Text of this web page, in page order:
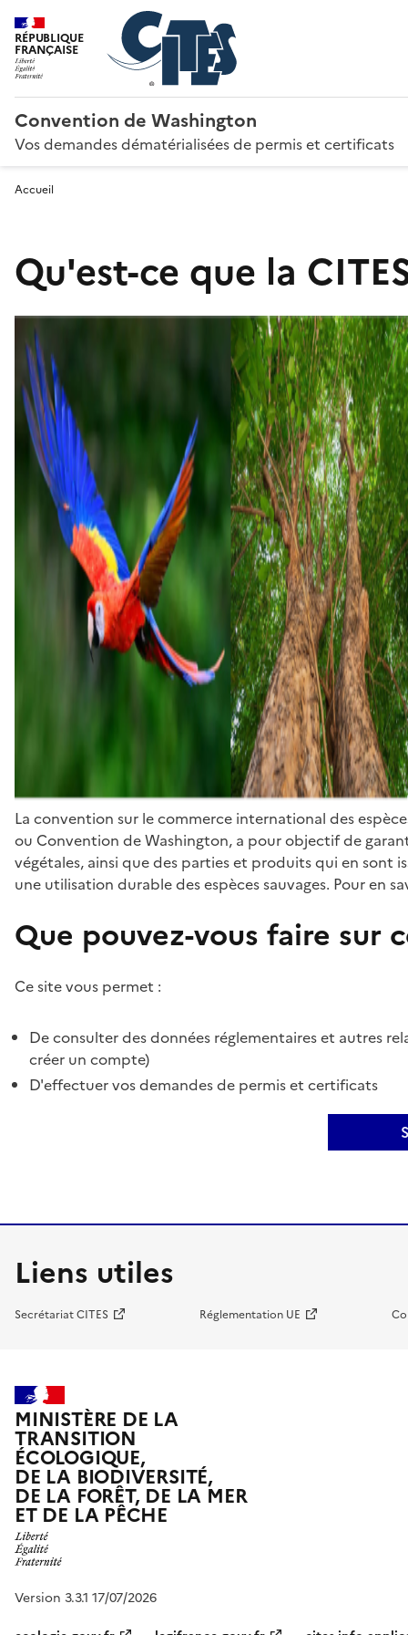
RÉPUBLIQUE
FRANÇAISE
Convention de Washington
Vos demandes dématérialisées de permis et certificats
Accueil
Qu'est-ce que la
La convention sur le commerce international des
ou Convention de Washington, a pour objectif de
végétales, ainsi que des parties et produits qui en sont
une utilisation durable des espèces sauvages. Pour en
Que pouvez-vous faire sur
Ce site vous permet :
De consulter des données réglementaires et autres
créer un compte)
D'effectuer vos demandes de permis et certificats
Liens utiles
Secrétariat CITES Réglementation UE
MINISTÈRE DE LA
TRANSITION
ÉCOLOGIQUE,
DE LA BIODIVERSITÉ,
DE LA FORÊT, DE LA MER
ET DE LA PÊCHE
Version 3.3.1 17/07/2026